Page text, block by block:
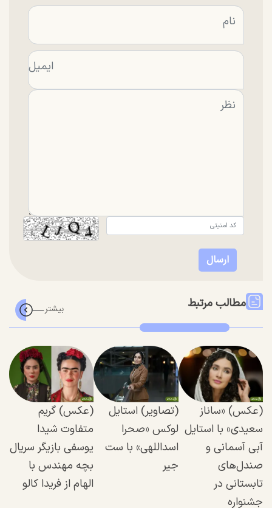
مطالب مرتبط
(عکس) «ساناز
سعیدی» با استایل
آبی آسمانی و
صندل‌های
تابستانی در
جشنواره
(تصاویر) استایل
لوکس «صحرا
اسداللهی» با ست
جیر
(عکس) گریم
متفاوت شیدا
یوسفی بازیگر سریال
بچه مهندس با
الهام از فریدا کالو